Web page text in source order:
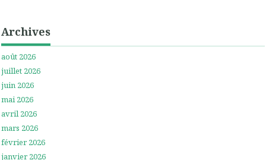
Archives
août 2026
juillet 2026
juin 2026
mai 2026
avril 2026
mars 2026
février 2026
janvier 2026